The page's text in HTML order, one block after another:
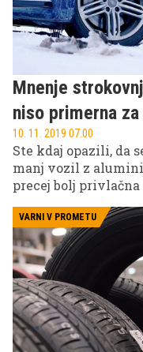
Mnenje
niso primerna
10. 11. 2019 07.00
Ste kdaj opazili, da
manj vozil z
precej bolj
okrasnimi pokrovi?
mnogo voznikov
zimske gume in ali
pnevmatik – če ne
omisliti tudi paket
v nadaljevanju.
VARNI V PROMETU